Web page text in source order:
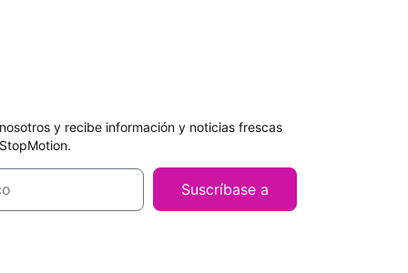
y recibe información y noticias frescas
Suscríbase a